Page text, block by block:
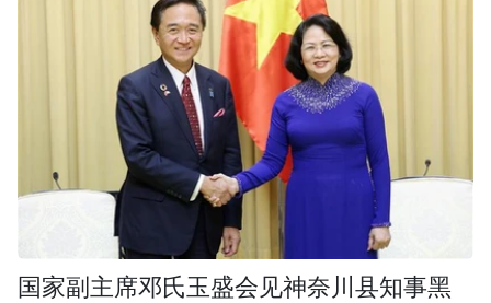
国家副主席邓氏玉盛会见神奈川县知事黑